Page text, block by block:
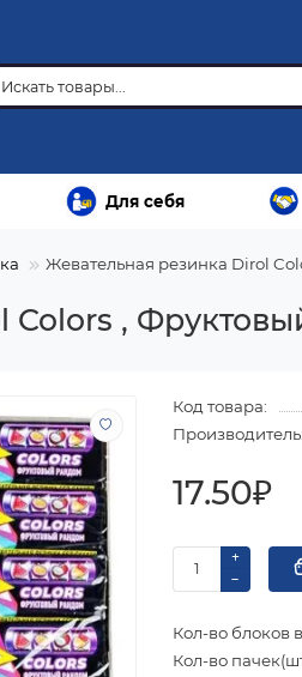
Для себя
Жевательная резинка Dirol
Colors ,
Код товара:
Производитель:
17.50₽
Кол-во блоков
Кол-во